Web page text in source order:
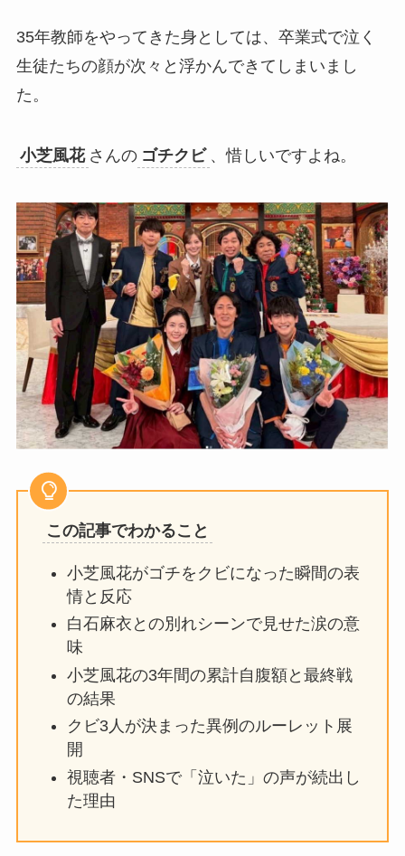
35年教師をやってきた身としては、卒業式で泣く
生徒たちの顔が次々と浮かんできてしまいまし
た。
小芝風花 さんの ゴチクビ 、惜しいですよね。
この記事でわかること
小芝風花がゴチをクビになった瞬間の表
情と反応
白石麻衣との別れシーンで見せた涙の意
味
小芝風花の3年間の累計自腹額と最終戦
の結果
クビ3人が決まった異例のルーレット展
開
視聴者・SNSで「泣いた」の声が続出し
た理由